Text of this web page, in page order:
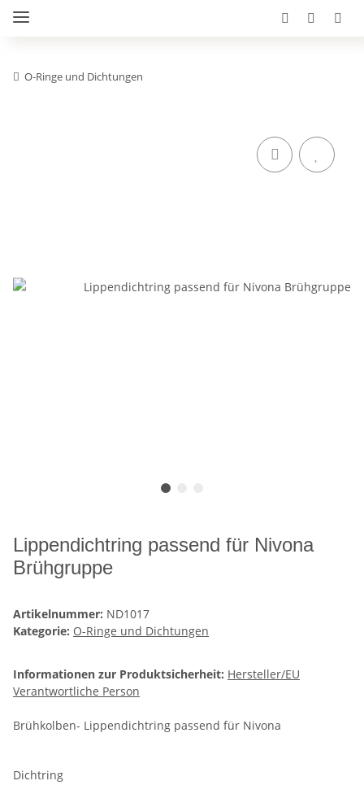
O-Ringe und Dichtungen
Lippendichtring passend für Nivona
Brühgruppe
Artikelnummer: ND1017
Kategorie: O-Ringe und Dichtungen
Informationen zur Produktsicherheit: Hersteller/EU
Verantwortliche Person
Brühkolben- Lippendichtring passend für Nivona
Dichtring